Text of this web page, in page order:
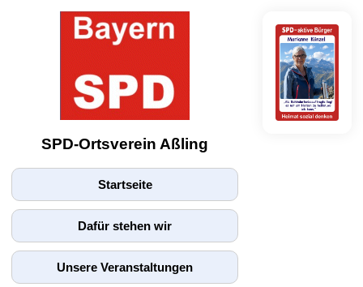
SPD-Ortsverein Aßling
Startseite
Dafür stehen wir
Unsere Veranstaltungen